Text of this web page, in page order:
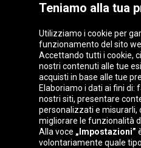
Gruppo Oponeo
Belgique
Česká
republika
Teniamo alla tua
Utilizziamo i cookie per
funzionamento del sito
Accettando tutti i cookie,
nostri contenuti alle tue
acquisti in base alle tue
Elaboriamo i dati ai fini di:
nostri siti, presentare
personalizzati e misurarli,
migliorare le funzionalità
Alla voce „Impostazioni”
volontariamente quale